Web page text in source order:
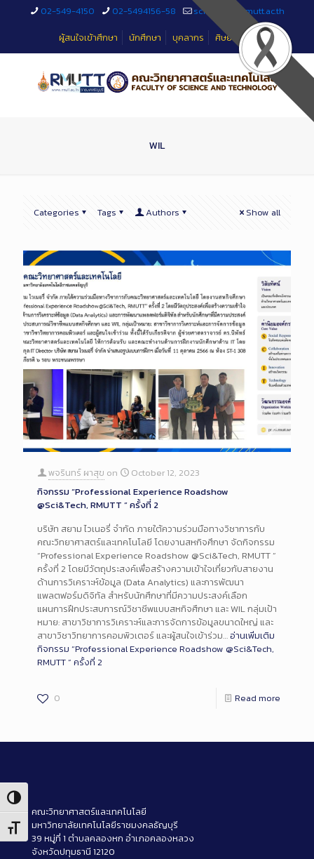
Toggle High Contrast
Toggle Font size
02-549-4150 02-5494156-58
sciteched@rmutt.ac.th
ผู้สนใจเข้าศึกษา
นักศึกษา บุคลากร ศิษย์เก่า
WIL
Categories Tags Authors Show all
พจรินทร์ ผาสุข on
October 12, 2023
กิจกรรม “Professional Experience Roadshow
@Sci&Tech, RMUTT ” ครั้งที่ 2
บริษัท สยาม ไวเนอรี่ จำกัด ภายใต้ความร่วมมือทางวิชาการกับ
คณะวิทยาศาสตร์และเทคโนโลยี โดยงานสหกิจศึกษา จัดกิจกรรม
“Professional Experience Roadshow @Sci&Tech, RMUTT ”
ครั้งที่ 2 โดยมีวัตถุประสงค์เพื่อสร้างความเข้าใจเกี่ยวกับสายงาน
ด้านการวิเคราะห์ข้อมูล (Data Analytics) และการพัฒนา
แพลตฟอร์มดิจิทัล สำหรับนักศึกษาที่มีความประสงค์เลือก
แผนการฝึกประสบการณ์วิชาชีพแบบสหกิจศึกษา และ WIL กลุ่มเป้า
หมาย: สาขาวิชาการวิเคราะห์และการจัดการข้อมูลขนาดใหญ่ และ
สาขาวิชาวิทยาการคอมพิวเตอร์ และผู้สนใจเข้าร่วม…อ่านเพิ่มเติม
กิจกรรม “Professional Experience Roadshow @Sci&Tech,
RMUTT ” ครั้งที่ 2
0 Read more
คณะวิทยาศาสตร์และเทคโนโลยี
มหาวิทยาลัยเทคโนโลยีราชมงคลธัญบุรี
39 หมู่ที่ 1 ตำบลคลองหก อำเภอคลองหลวง
จังหวัดปทุมธานี 12120